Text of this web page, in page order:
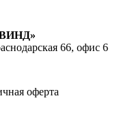
66, офис 6
оферта